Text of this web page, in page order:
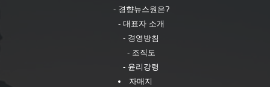
- 경향뉴스원은?
- 대표자 소개
- 경영방침
- 조직도
- 윤리강령
자매지